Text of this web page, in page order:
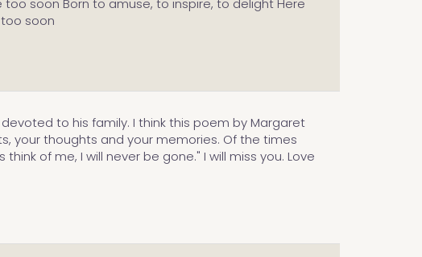
soon Born to amuse, to inspire, to delight Here
soon
to his family. I think this poem by Margaret
your thoughts and your memories. Of the times
of me, I will never be gone." I will miss you. Love